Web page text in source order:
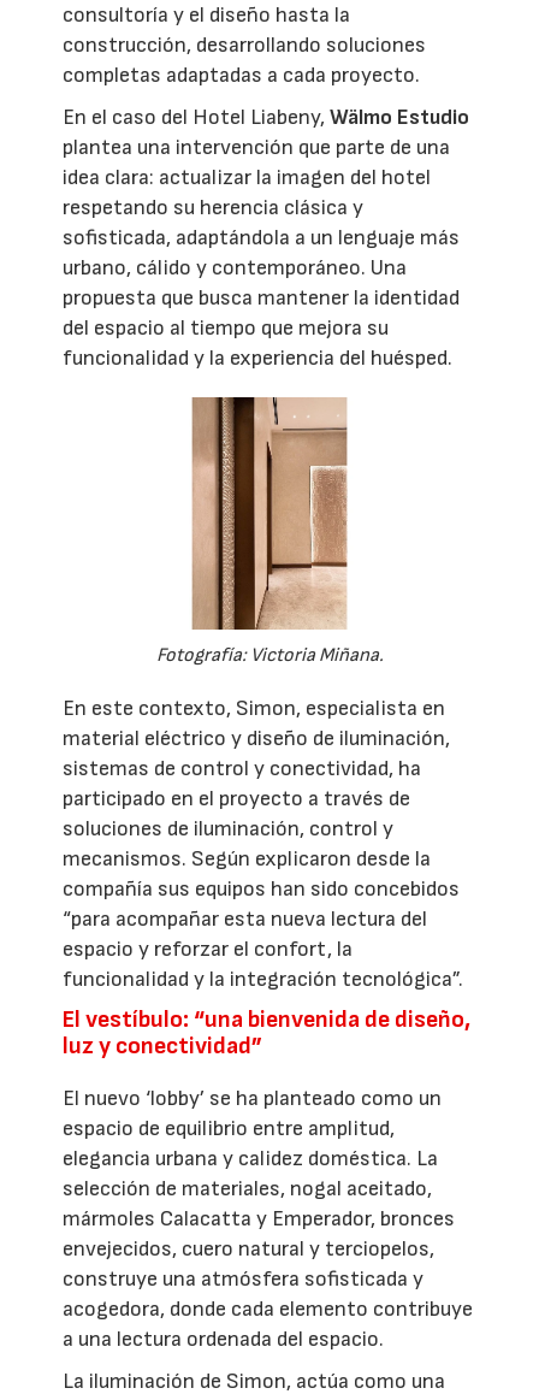
consultoría y el diseño hasta la
construcción, desarrollando soluciones
completas adaptadas a cada proyecto.
En el caso del Hotel Liabeny,Wälmo Estudio
plantea una intervención que parte de una
idea clara: actualizar la imagen del hotel
respetando su herencia clásica y
sofisticada, adaptándola a un lenguaje más
urbano, cálido y contemporáneo. Una
propuesta que busca mantener la identidad
del espacio al tiempo que mejora su
funcionalidad y la experiencia del huésped.
Fotografía: Victoria Miñana.
En este contexto, Simon, especialista en
material eléctrico y diseño de iluminación,
sistemas de control y conectividad, ha
participado en el proyecto a través de
soluciones de iluminación, control y
mecanismos. Según explicaron desde la
compañía sus equipos han sido concebidos
“para acompañar esta nueva lectura del
espacio y reforzar el confort, la
funcionalidad y la integración tecnológica”.
El vestíbulo: “una bienvenida de diseño,
luz y conectividad”
El nuevo ‘lobby’ se ha planteado como un
espacio de equilibrio entre amplitud,
elegancia urbana y calidez doméstica. La
selección de materiales, nogal aceitado,
mármoles Calacatta y Emperador, bronces
envejecidos, cuero natural y terciopelos,
construye una atmósfera sofisticada y
acogedora, donde cada elemento contribuye
a una lectura ordenada del espacio.
La iluminación de Simon, actúa como una